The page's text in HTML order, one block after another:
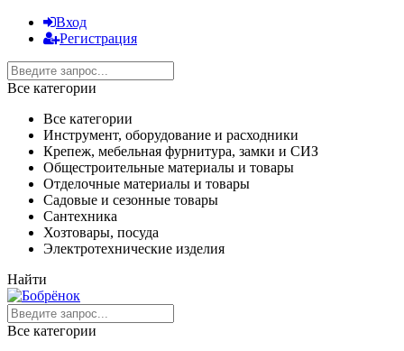
Вход
Регистрация
Все категории
Все категории
Инструмент, оборудование и расходники
Крепеж, мебельная фурнитура, замки и СИЗ
Общестроительные материалы и товары
Отделочные материалы и товары
Садовые и сезонные товары
Сантехника
Хозтовары, посуда
Электротехнические изделия
Найти
Все категории